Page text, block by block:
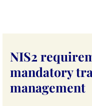
NIS2
mandatory
management